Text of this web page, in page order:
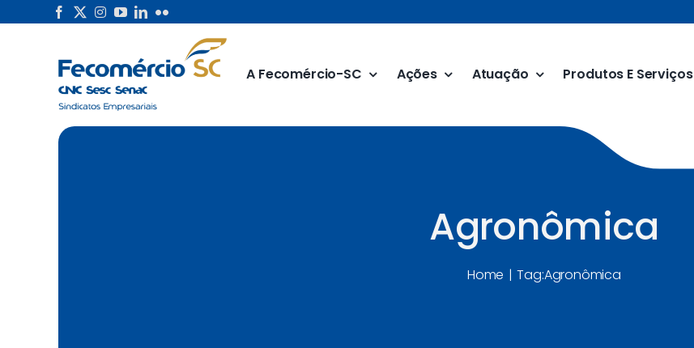
A Fecomércio-SC Ações Atuação Produtos E Serviços
Agronômica
Home Tag:Agronômica